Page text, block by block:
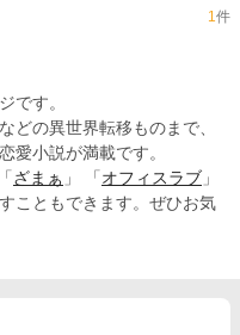
1件
です。
どの異世界転移ものまで、
愛小説が満載です。
ざまぁ 」 「 オフィスラブ 」
こともできます。ぜひお気